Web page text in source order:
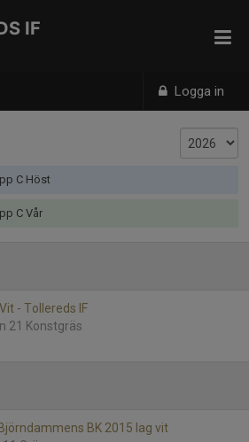
Logga in
IF
C Höst
C Vår
- Tollereds IF
21 Konstgräs
BK 2015 lag vit